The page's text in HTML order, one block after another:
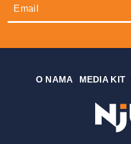
О NAMA MEDIA KIT